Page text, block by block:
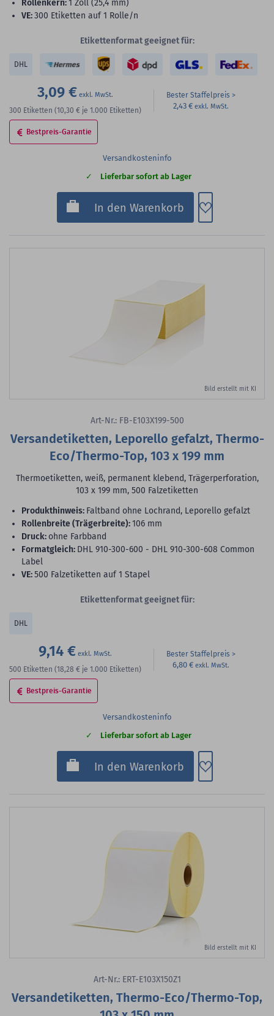
Rollenkern:1 Zoll (25,4 mm)
VE:300 Etiketten auf 1 Rolle/n
Etikettenformat geeignet für:
DHL
3,09 €
300 Etiketten (10,30 € je 1.000 Etiketten)
Bester Staffelpreis
2,43 €
Bestpreis-Garantie
Versandkosteninfo
Lieferbar sofort ab Lager
In den Warenkorb Zum
Bild erstellt mit KI
Art-Nr.: FB-E103X199-500
Versandetiketten, Leporello gefalzt, Thermo-
Eco/Thermo-Top, 103 x 199 mm
Thermoetiketten, weiß, permanent klebend, Trägerperforation,
103 x 199 mm, 500 Falzetiketten
Produkthinweis: Faltband ohne Lochrand, Leporello gefalzt
Rollenbreite (Trägerbreite):106 mm
Druck: ohne Farbband
Formatgleich: DHL 910-300-600 - DHL 910-300-608 Common
Label
VE:500 Falzetiketten auf 1 Stapel
Etikettenformat geeignet für:
DHL
9,14 €
500 Etiketten (18,28 € je 1.000 Etiketten)
Bester Staffelpreis
6,80 €
Bestpreis-Garantie
Versandkosteninfo
Lieferbar sofort ab Lager
In den Warenkorb Zum
Bild erstellt mit KI
Art-Nr.: ERT-E103X150Z1
Versandetiketten, Thermo-Eco/Thermo-Top,